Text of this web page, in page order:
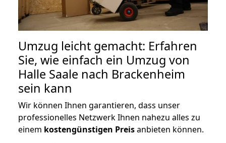
Umzug leicht gemacht: Erfahren
Sie, wie einfach ein Umzug von
Halle Saale nach Brackenheim
sein kann
Wir können Ihnen garantieren, dass unser
professionelles Netzwerk Ihnen nahezu alles zu
einem kostengünstigen Preisanbieten können.